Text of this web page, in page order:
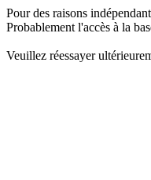
Pour des raisons
Probablement l'accès à la
Veuillez réessayer